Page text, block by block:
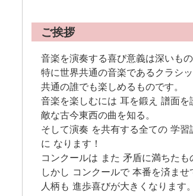
ご挨拶
音楽を演奏する喜び意義は深いもの
特に世界共通の音楽であるクラシ
共通の誰でも楽しめるものです。
音楽を楽しむには 耳を鍛え 譜面
敵な古今東西の曲を知る。
そして演奏 を共有する全ての 学
に なります！
コンクールは また 矛盾に満ちたも
しかし コンクールで 本番を済ま
人柄も 進歩喜びが大きくなります。